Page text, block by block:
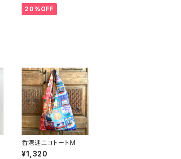
20%OFF
香港迷エコトートM
¥1,320